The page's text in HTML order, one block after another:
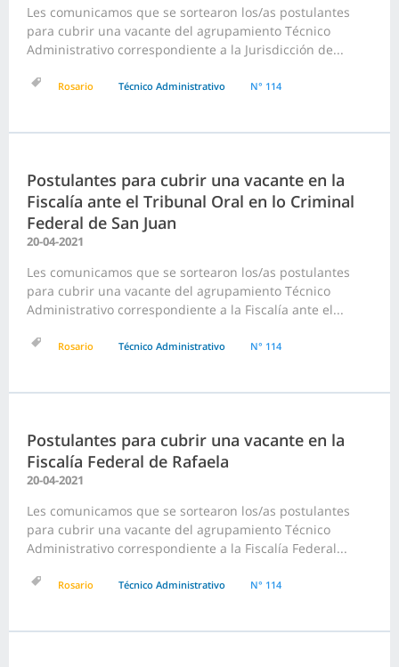
Les comunicamos que se sortearon los/as postulantes
para cubrir una vacante del agrupamiento Técnico
Administrativo correspondiente a la Jurisdicción de...
Rosario Técnico Administrativo N° 114
Postulantes para cubrir una vacante en la
Fiscalía ante el Tribunal Oral en lo Criminal
Federal de San Juan
20-04-2021
Les comunicamos que se sortearon los/as postulantes
para cubrir una vacante del agrupamiento Técnico
Administrativo correspondiente a la Fiscalía ante el...
Rosario Técnico Administrativo N° 114
Postulantes para cubrir una vacante en la
Fiscalía Federal de Rafaela
20-04-2021
Les comunicamos que se sortearon los/as postulantes
para cubrir una vacante del agrupamiento Técnico
Administrativo correspondiente a la Fiscalía Federal...
Rosario Técnico Administrativo N° 114